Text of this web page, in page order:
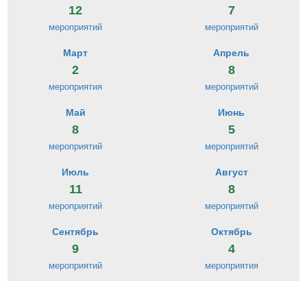
12
мероприятий
7
мероприятий
Март
2
мероприятия
Апрель
8
мероприятий
Май
8
мероприятий
Июнь
5
мероприятий
Июль
11
мероприятий
Август
8
мероприятий
Сентябрь
9
мероприятий
Октябрь
4
мероприятия